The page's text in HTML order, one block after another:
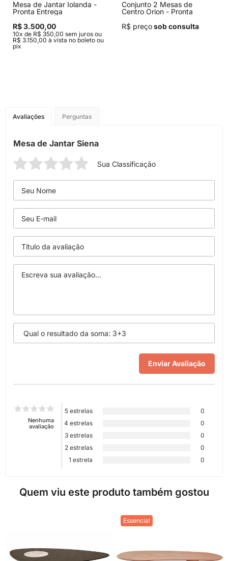
Mesa de Jantar Iolanda -
Pronta Entrega
R$ 3.500,00
10x de R$ 350,00 sem juros ou
R$ 3.150,00 à vista no boleto ou
pix
Conjunto 2 Mesas de
Centro Orion - Pronta
R$ preçosob consulta
Avaliações Perguntas
Mesa de Jantar Siena
Sua Classificação
Nenhuma
avaliação
5 estrelas
0
4 estrelas
0
3 estrelas
0
2 estrelas
0
1 estrela
0
Quem viu este produto também gostou
Essencial